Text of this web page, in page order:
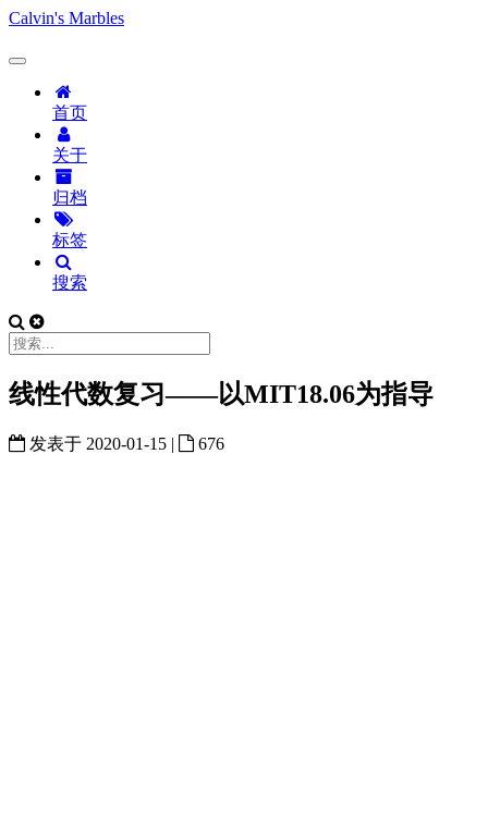
Calvin's Marbles
首页
关于
归档
标签
搜索
线性代数复习——以MIT18.06为指导
发表于 2020-01-15 | 676